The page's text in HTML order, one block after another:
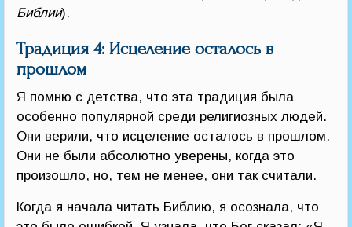
Библии).
Традиция 4: Исцеление осталось в
прошлом
Я помню с детства, что эта традиция была
особенно популярной среди религиозных людей.
Они верили, что исцеление осталось в прошлом.
Они не были абсолютно уверены, когда это
произошло, но, тем не менее, они так считали.
Когда я начала читать Библию, я осознала, что